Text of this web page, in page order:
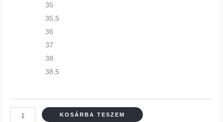
35
35,5
36
37
38
38,5
KOSÁRBA TESZEM